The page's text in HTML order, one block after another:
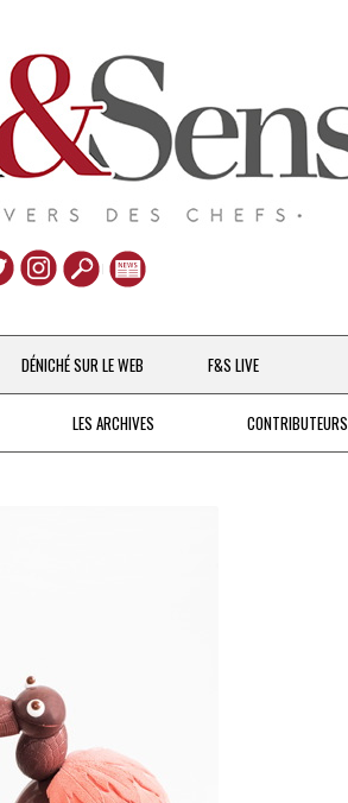
Aller
au
contenu
DÉNICHÉ SUR LE WEB F&S LIVE
LES ARCHIVES CONTRIBUTEURS